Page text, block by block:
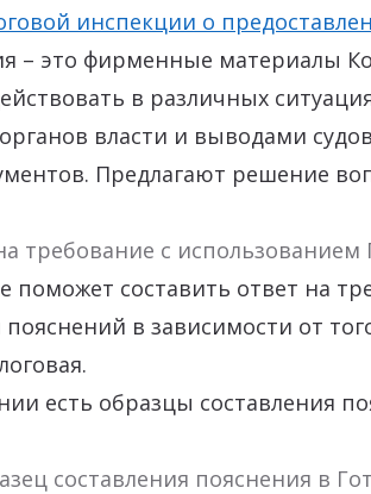
инспекции о
– это фирменные материалы
в различных
власти и выводами
Предлагают решение
требование с использованием
поможет составить ответ на
пояснений в зависимости от
есть образцы составления
составления пояснения в